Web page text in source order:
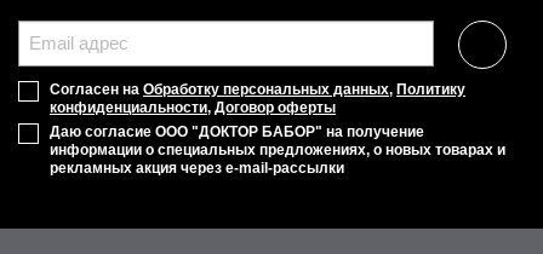
Согласен на Обработку персональных данных, Политику
конфиденциальности, Договор оферты
Даю согласие ООО "ДОКТОР БАБОР" на получение
информации о специальных предложениях, о новых товарах и
рекламных акция через e-mail-рассылки